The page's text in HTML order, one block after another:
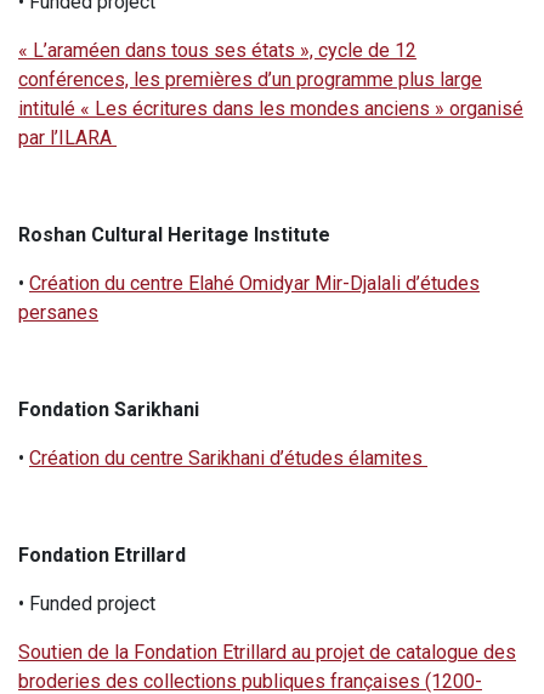
« L’araméen dans tous ses états », cycle de 12
conférences, les premières d’un programme plus large
intitulé « Les écritures dans les mondes anciens » organisé
par l’ILARA
Roshan Cultural Heritage Institute
• Création du centre Elahé Omidyar Mir-Djalali d’études
persanes
Fondation Sarikhani
• Création du centre Sarikhani d’études élamites
Fondation Etrillard
• Funded project
Soutien de la Fondation Etrillard au projet de catalogue des
broderies des collections publiques françaises (1200-